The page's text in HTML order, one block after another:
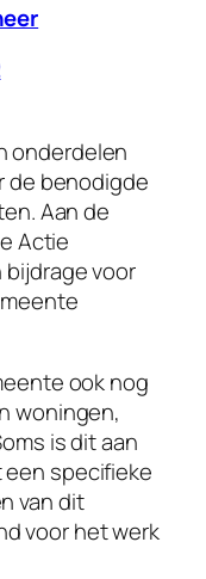
onderdelen
de benodigde
Aan de
Actie
bijdrage voor
ook nog
woningen,
is dit aan
specifieke
van dit
voor het werk